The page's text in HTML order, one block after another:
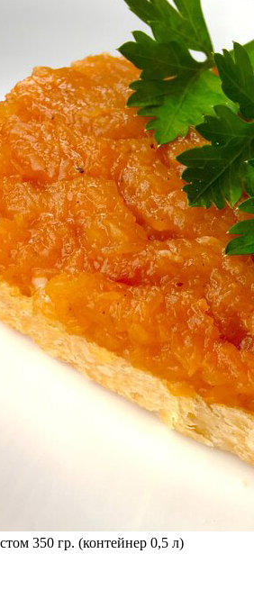
350 гр. (контейнер 0,5 л)